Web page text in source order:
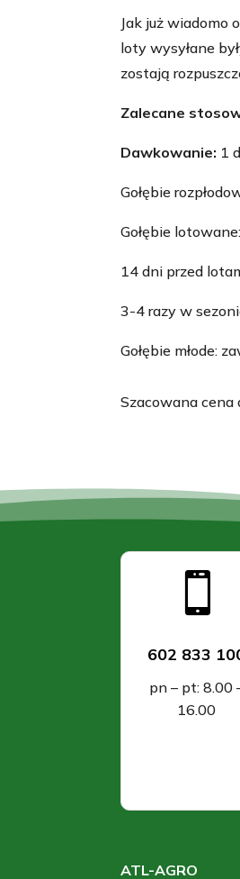
Jak już wiadomo
loty wysyłane
zostają
Zalecane
Dawkowanie: 1
Gołębie
Gołębie
14 dni przed
3-4 razy w
Gołębie młode:
Szacowana cena

602 833
pn – pt: 8.00
16.00
ATL-AGRO